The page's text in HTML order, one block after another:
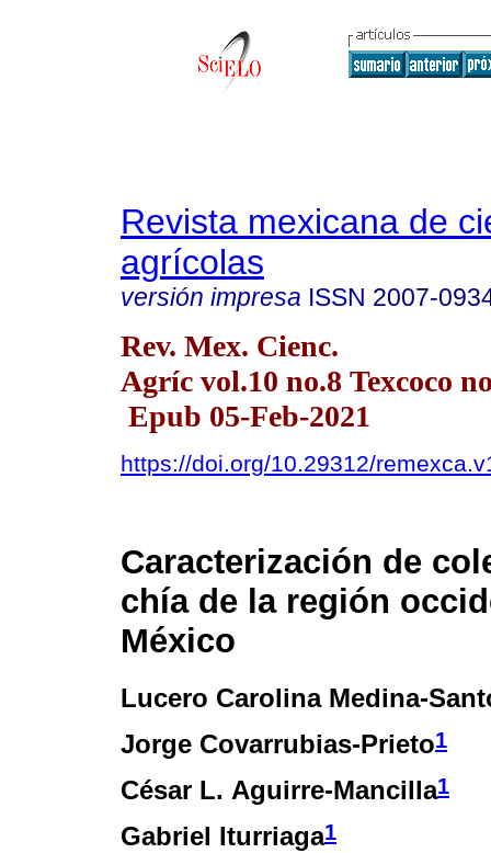
Revista mexicana de
agrícolas
versión impresa ISSN 2007-
Rev. Mex. Cienc.
Agríc vol.10 no.8 Texcoco
Epub 05-Feb-2021
https://doi.org/10.29312/
Caracterización de
chía de la región
México
Lucero Carolina Medina-
Jorge Covarrubias-Prieto1
César L. Aguirre-Mancilla1
Gabriel Iturriaga1